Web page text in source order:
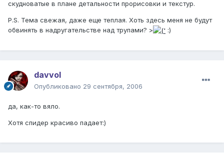
скудноватые в плане детальности прорисовки и текстур.
P.S. Тема свежая, даже еще теплая. Хоть здесь меня не будут
обвинять в надругательстве над трупами? >
:)
davvol
Опубликовано 29 сентября, 2006
да, как-то вяло.
Хотя спидер красиво падает:)